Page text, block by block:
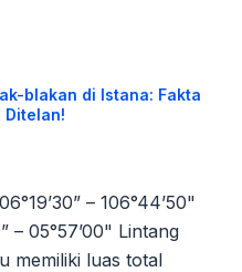
blakan di Istana: Fakta
Ditelan!
– 106°44’50"
– 05°57’00" Lintang
memiliki luas total